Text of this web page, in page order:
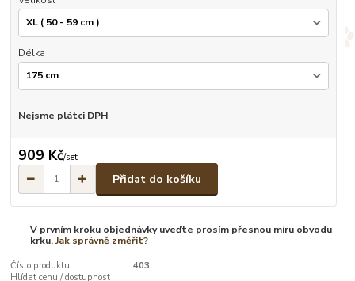
Délka
Nejsme plátci DPH
909 Kč/set
Přidat do košíku
V prvním kroku objednávky uveďte prosím přesnou míru obvodu
krku.Jak správně změřit?
Číslo produktu:
403
Hlídat cenu / dostupnost